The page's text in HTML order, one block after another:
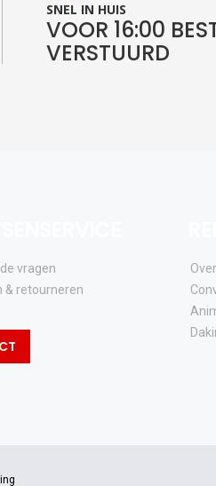
SNEL IN HUIS
VOOR 16:00
VERSTUURD
vragen
& retourneren